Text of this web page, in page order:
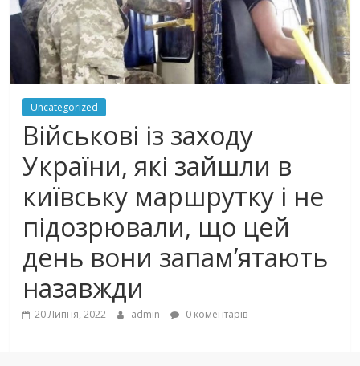
Uncategorized
Військові із заходу
України, які зайшли в
київську маршрутку і не
підозрювали, що цей
день вони запам’ятають
назавжди
20 Липня, 2022 admin 0 коментарів